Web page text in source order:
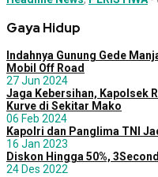
Gaya Hidup
Indahnya Gunung Gede
Mobil Off Road
27 Jun 2024
Jaga Kebersihan, Kapolsek
Kurve di Sekitar Mako
06 Feb 2024
Kapolri dan Panglima TNI
16 Jan 2023
Diskon Hingga 50%,
24 Des 2022